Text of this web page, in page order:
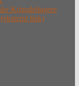
Krigsdeltagere
link)